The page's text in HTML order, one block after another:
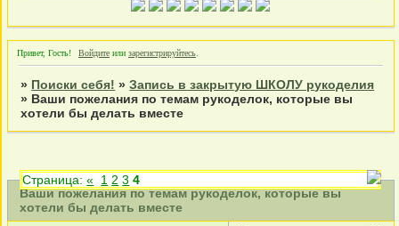
Привет, Гость! Войдите или зарегистрируйтесь
» Поиски себя! »Запись в закрытую ШКОЛУ рукоделия
» Ваши пожелания по темам рукоделок, которые вы
хотели бы делать вместе
Ваши пожелания по темам рукоделок, которые вы
хотели бы делать вместе
Страница:« 1 2 3 4